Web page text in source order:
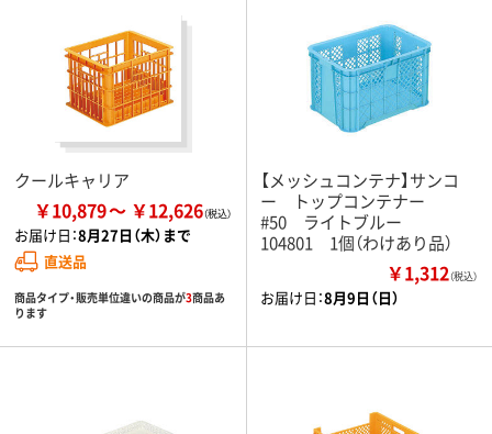
クールキャリア
￥10,879 ￥12,626
お届け日：8月27日（木）まで
直送品
商品タイプ・販売単位違いの商品が3商品あ
ります
【メッシュコンテナ】サンコ
ー トップコンテナー
#50 ライトブルー
104801 1個（わけあり品）
￥1,312（税込）
お届け日：8月9日（日）